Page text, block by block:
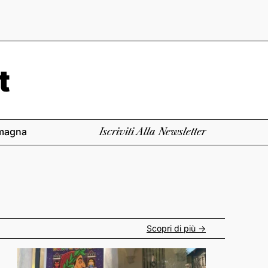
Iscriviti Alla Newsletter
Scopri di più ->